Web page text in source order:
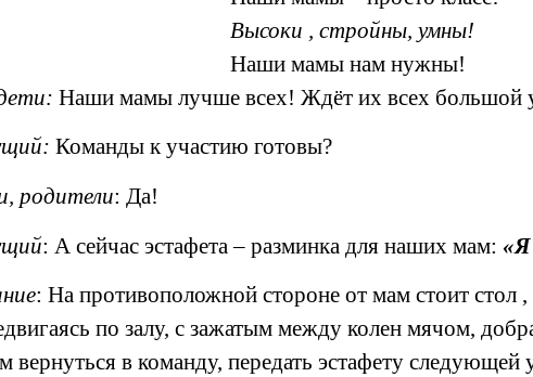
Высоки , стройны, умны!
Наши мамы нам нужны!
Наши мамы лучше всех! Ждёт их всех большой
Команды к участию готовы?
родители: Да!
: А сейчас эстафета – разминка для наших мам: «Я
: На противоположной стороне от мам стоит
по залу, с зажатым между колен мячом,
вернуться в команду, передать эстафету следующей